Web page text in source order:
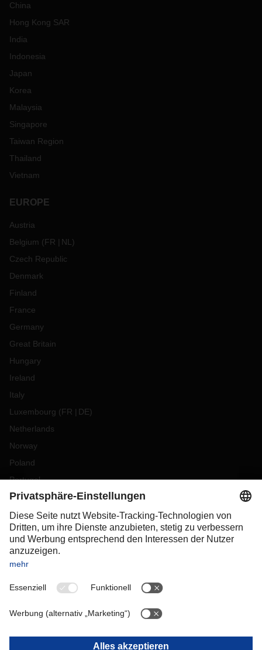
China
Hong Kong SAR
India
Indonesia
Japan
Korea
Malaysia
Singapore
Taiwan Region
Thailand
Vietnam
EUROPE
Austria
Belgium (FR NL )
Czech Republic
Denmark
Finland
France
Germany
Great Britain
Hungary
Ireland
Italy
Luxembourg (FR DE)
Netherlands
Norway
Poland
Portugal
Romania
Slovakia
Spain
Sweden
Switzerland
OCEANIA